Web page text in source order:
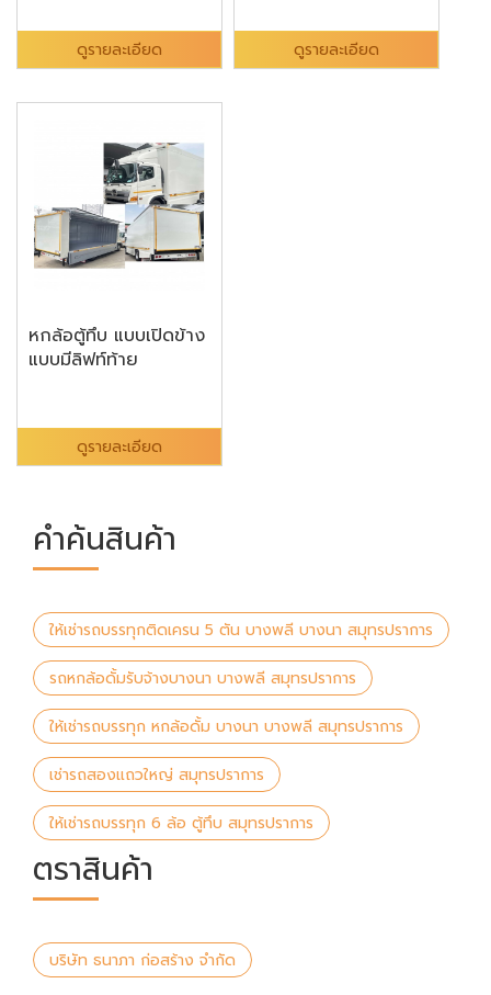
ดูรายละเอียด ดูรายละเอียด
หกล้อตู้ทึบ แบบเปิดข้าง
แบบมีลิฟท์ท้าย
ดูรายละเอียด
คำค้นสินค้า
ให้เช่ารถบรรทุกติดเครน 5 ตัน บางพลี บางนา สมุทรปราการ
รถหกล้อดั้มรับจ้างบางนา บางพลี สมุทรปราการ
ให้เช่ารถบรรทุก หกล้อดั้ม บางนา บางพลี สมุทรปราการ
เช่ารถสองแถวใหญ่ สมุทรปราการ
ให้เช่ารถบรรทุก 6 ล้อ ตู้ทึบ สมุทรปราการ
ตราสินค้า
บริษัท ธนาภา ก่อสร้าง จำกัด